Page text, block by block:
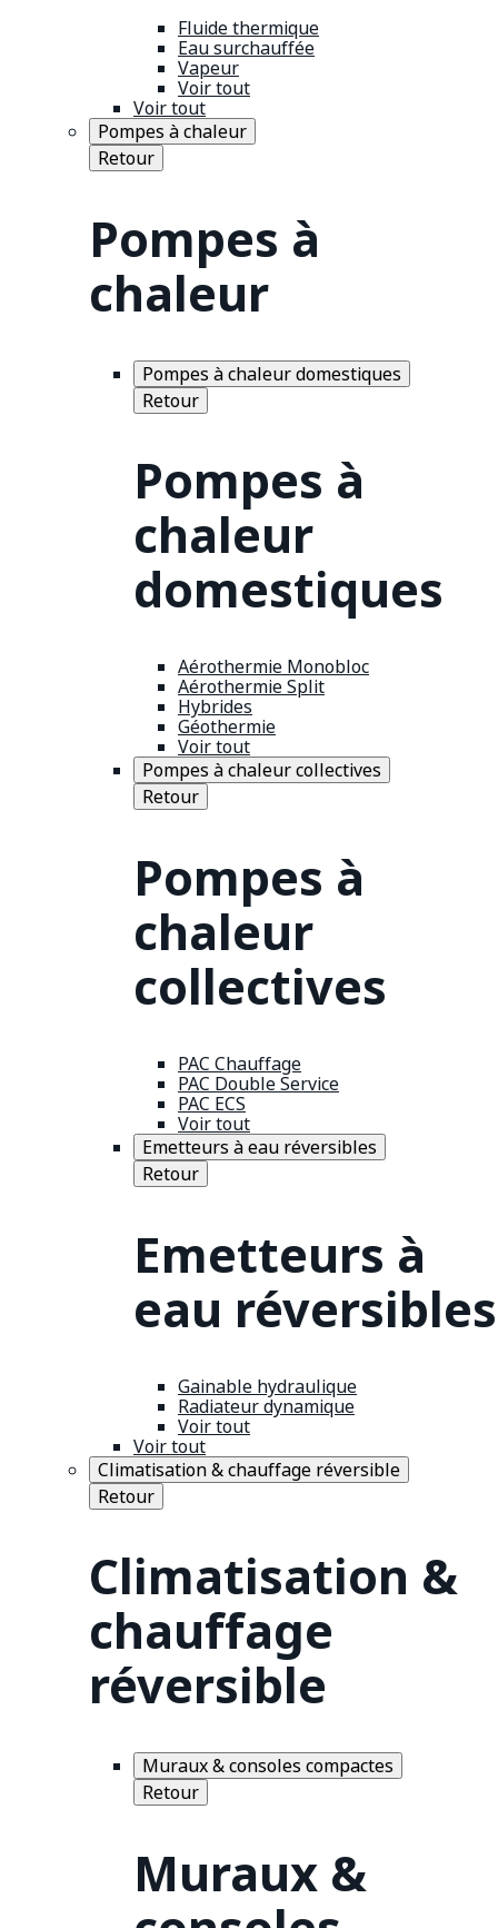
Fluide thermique
Eau surchauffée
Vapeur
Voir tout
Voir tout
Pompes à chaleur
Retour
Pompes à
chaleur
Pompes à chaleur domestiques
Retour
Pompes à
chaleur
domestiques
Aérothermie Monobloc
Aérothermie Split
Hybrides
Géothermie
Voir tout
Pompes à chaleur collectives
Retour
Pompes à
chaleur
collectives
PAC Chauffage
PAC Double Service
PAC ECS
Voir tout
Emetteurs à eau réversibles
Retour
Emetteurs à
eau réversibles
Gainable hydraulique
Radiateur dynamique
Voir tout
Voir tout
Climatisation & chauffage réversible
Retour
Climatisation &
chauffage
réversible
Muraux & consoles compactes
Retour
Muraux &